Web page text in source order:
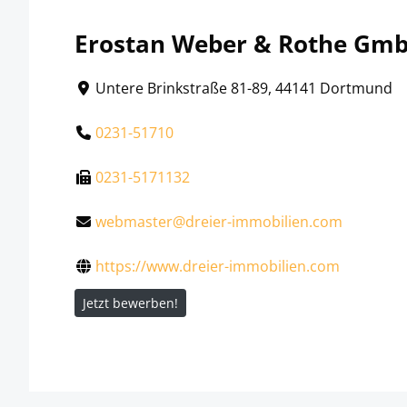
Erostan Weber & Rothe
Untere Brinkstraße 81-89, 44141 Dortmund
0231-51710
0231-5171132
webmaster@dreier-immobilien.com
https://www.dreier-immobilien.com
Jetzt bewerben!